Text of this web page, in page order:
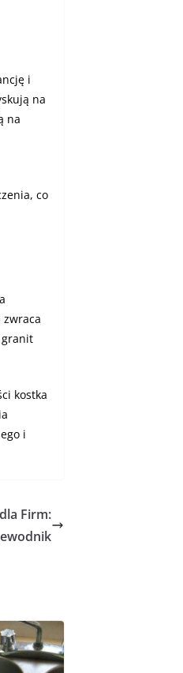
i
na
na
co
zwraca
granit
kostka
i
Firm: